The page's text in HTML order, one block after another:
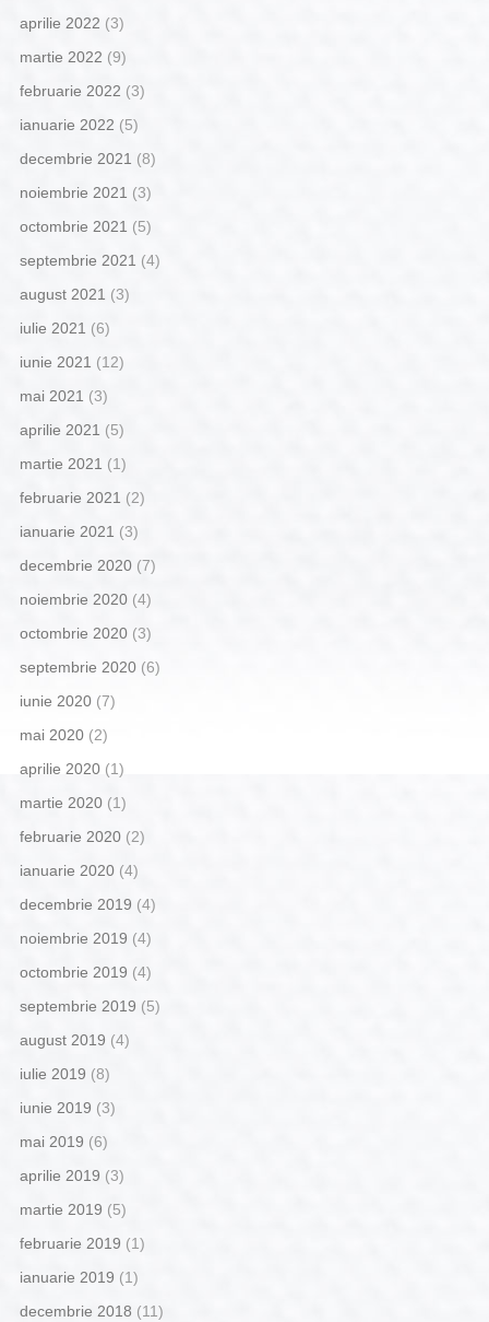
aprilie 2022 (3)
martie 2022 (9)
februarie 2022 (3)
ianuarie 2022 (5)
decembrie 2021 (8)
noiembrie 2021 (3)
octombrie 2021 (5)
septembrie 2021 (4)
august 2021 (3)
iulie 2021 (6)
iunie 2021 (12)
mai 2021 (3)
aprilie 2021 (5)
martie 2021 (1)
februarie 2021 (2)
ianuarie 2021 (3)
decembrie 2020(7)
noiembrie 2020(4)
octombrie 2020(3)
septembrie 2020(6)
iunie 2020(7)
mai 2020(2)
aprilie 2020(1)
martie 2020(1)
februarie 2020(2)
ianuarie 2020(4)
decembrie 2019 (4)
noiembrie 2019 (4)
octombrie 2019 (4)
septembrie 2019 (5)
august 2019 (4)
iulie 2019 (8)
iunie 2019 (3)
mai 2019 (6)
aprilie 2019 (3)
martie 2019 (5)
februarie 2019 (1)
ianuarie 2019 (1)
decembrie 2018 (11)